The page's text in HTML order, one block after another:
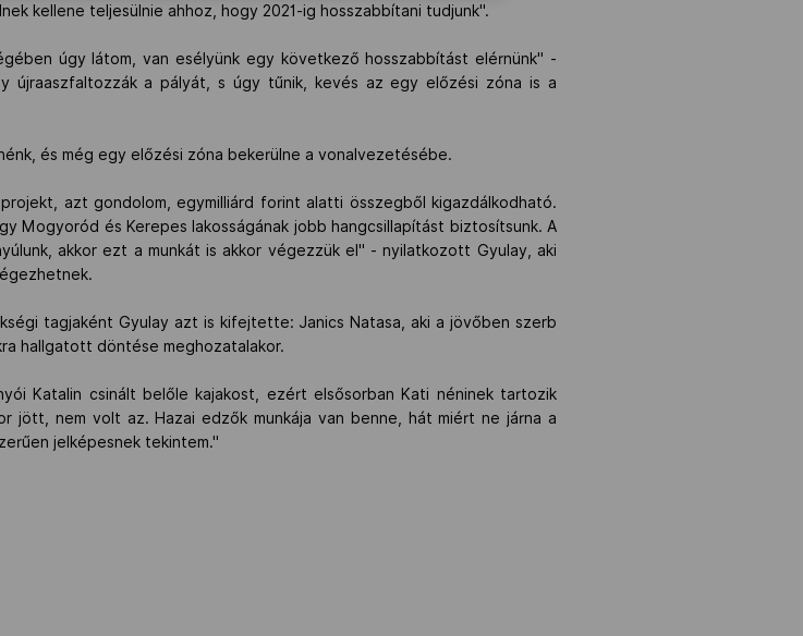
kellene teljesülnie ahhoz, hogy 2021-ig hosszabbítani tudjunk".
úgy látom, van esélyünk egy következő hosszabbítást elérnünk" -
újraaszfaltozzák a pályát, s úgy tűnik, kevés az egy előzési zóna is a
és még egy előzési zóna bekerülne a vonalvezetésébe.
azt gondolom, egymilliárd forint alatti összegből kigazdálkodható.
Mogyoród és Kerepes lakosságának jobb hangcsillapítást biztosítsunk. A
akkor ezt a munkát is akkor végezzük el" - nyilatkozott Gyulay, aki
tagjaként Gyulay azt is kifejtette: Janics Natasa, aki a jövőben szerb
hallgatott döntése meghozatalakor.
Katalin csinált belőle kajakost, ezért elsősorban Kati néninek tartozik
jött, nem volt az. Hazai edzők munkája van benne, hát miért ne járna a
jelképesnek tekintem."